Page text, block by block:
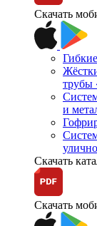
Скачать
трубы
и
Скачать
Скачать